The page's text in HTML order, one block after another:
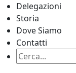
Delegazioni
Storia
Dove Siamo
Contatti